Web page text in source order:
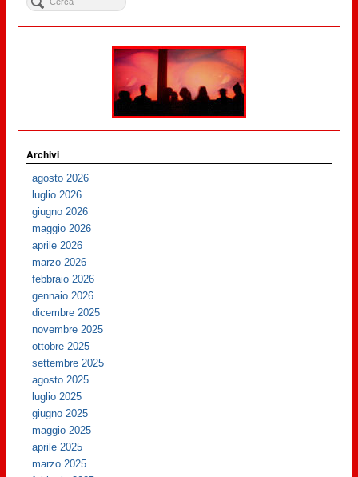
Archivi
agosto 2026
luglio 2026
giugno 2026
maggio 2026
aprile 2026
marzo 2026
febbraio 2026
gennaio 2026
dicembre 2025
novembre 2025
ottobre 2025
settembre 2025
agosto 2025
luglio 2025
giugno 2025
maggio 2025
aprile 2025
marzo 2025